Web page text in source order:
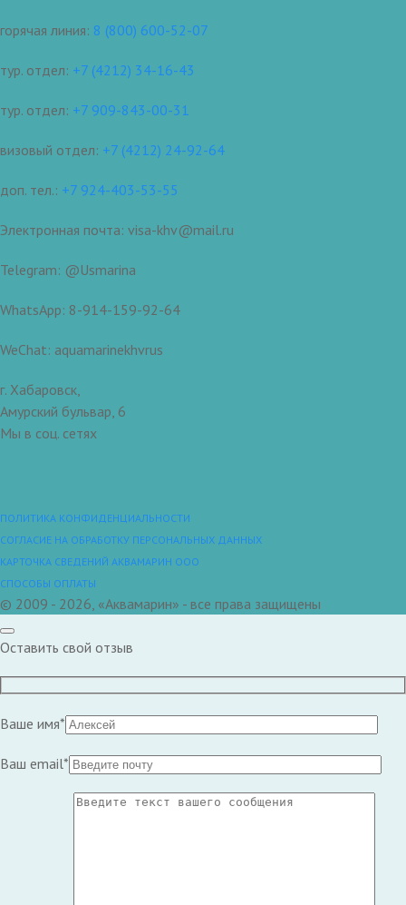
горячая линия: 8 (800) 600-52-07
тур. отдел: +7 (4212) 34-16-43
тур. отдел: +7 909-843-00-31
визовый отдел: +7 (4212) 24-92-64
доп. тел.: +7 924-403-53-55
Электронная почта: visa-khv@mail.ru
Telegram: @Usmarina
WhatsApp: 8-914-159-92-64
WeChat: aquamarinekhvrus
г. Хабаровск,
Амурский бульвар, 6
Мы в соц. сетях
ПОЛИТИКА КОНФИДЕНЦИАЛЬНОСТИ
СОГЛАСИЕ НА ОБРАБОТКУ ПЕРСОНАЛЬНЫХ ДАННЫХ
КАРТОЧКА СВЕДЕНИЙ АКВАМАРИН ООО
СПОСОБЫ ОПЛАТЫ
© 2009 - 2026, «Аквамарин» - все права защищены
Оставить свой отзыв
Ваше имя*
Ваш email*